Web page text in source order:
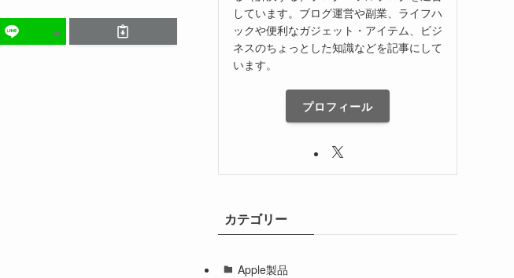
しています。ブログ運営や副業、ライフハ
ックや便利なガジェット・アイテム、ビジ
ネスのちょっとした知識などを記事にして
います。
プロフィール
カテゴリー
Apple製品